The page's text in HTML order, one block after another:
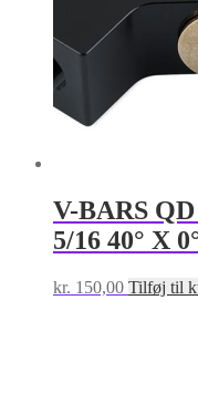
V-BARS
5/16 40° X
kr. 150,00 Tilføj til